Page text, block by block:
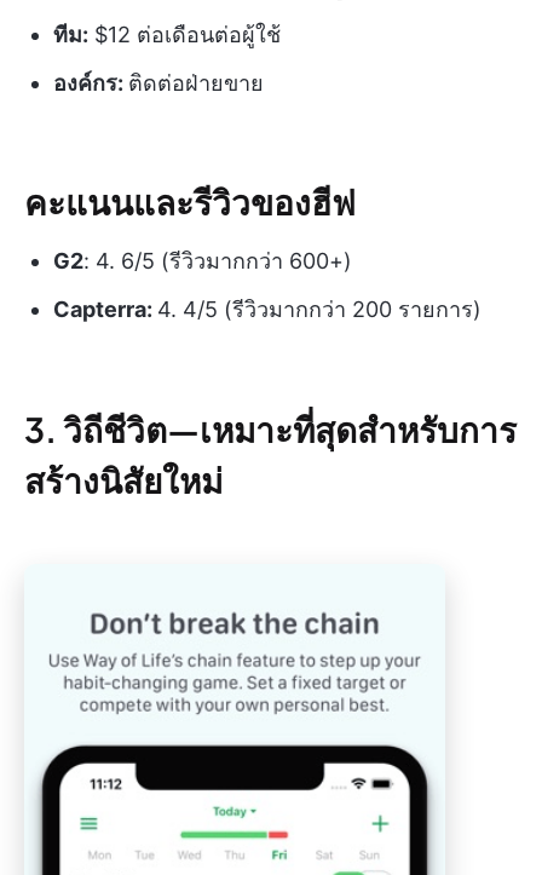
ทีม: $12 ต่อเดือนต่อผู้ใช้
องค์กร: ติดต่อฝ่ายขาย
คะแนนและรีวิวของฮีฟ
G2: 4. 6/5 (รีวิวมากกว่า 600+)
Capterra: 4. 4/5 (รีวิวมากกว่า 200 รายการ)
3. วิถีชีวิต—เหมาะที่สุดสำหรับการ
สร้างนิสัยใหม่